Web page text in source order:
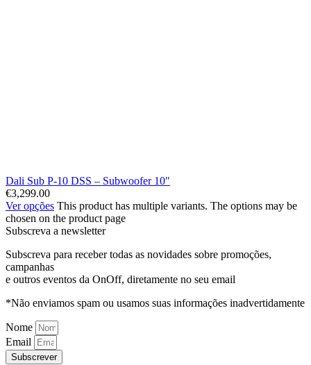
Dali Sub P-10 DSS – Subwoofer 10″
€3,299.00
Ver opções This product has multiple variants. The options may be
chosen on the product page
Subscreva a newsletter
Subscreva para receber todas as novidades sobre promoções,
campanhas
e outros eventos da OnOff, diretamente no seu email
*Não enviamos spam ou usamos suas informações inadvertidamente
Nome
Email
Subscrever